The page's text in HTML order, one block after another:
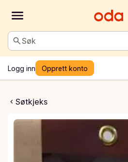
Søk
Logg inn Opprett konto
Søtkjeks
Mandel & Sjokolade